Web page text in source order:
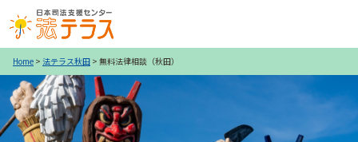
Home > 法テラス秋田 > 無料法律相談（秋田）